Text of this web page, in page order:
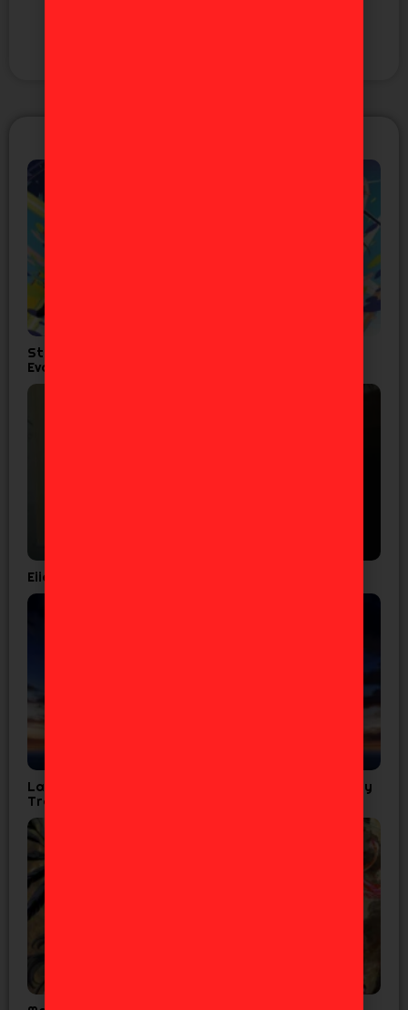
Studio Khara lanza corto por los 30 años de
Evangelion
Eiichiro Oda confirma que el ‘One Piece’ es real
La Cuarta Temporada de Tensura confirma Fecha y
Tráiler